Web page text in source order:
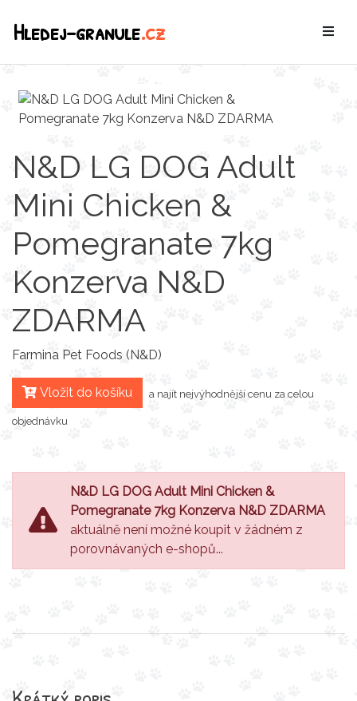
Hledej-granule.cz
N&D LG DOG Adult
Mini Chicken &
Pomegranate 7kg
Konzerva N&D
ZDARMA
Farmina Pet Foods (N&D)
Vložit do košíku a najít nejvýhodnější cenu za celou
objednávku
N&D LG DOG Adult Mini Chicken &
Pomegranate 7kg Konzerva N&D ZDARMA
aktuálně není možné koupit v žádném z
porovnávaných e-shopů...